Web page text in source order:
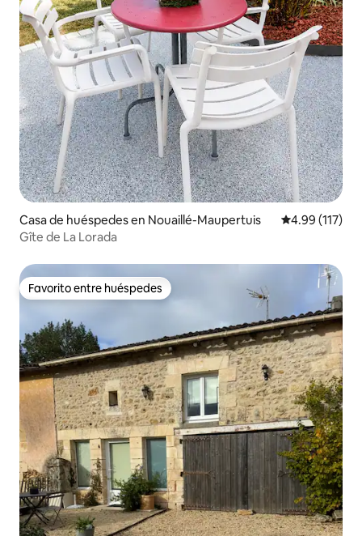
Casa de huéspedes en Nouaillé-Maupertuis Calificación
4.99 (117)
Gîte de La Lorada
Favorito entre huéspedes
Favorito entre huéspedes